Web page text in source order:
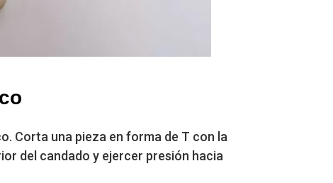
Corta una pieza en forma de T con la
del candado y ejercer presión hacia